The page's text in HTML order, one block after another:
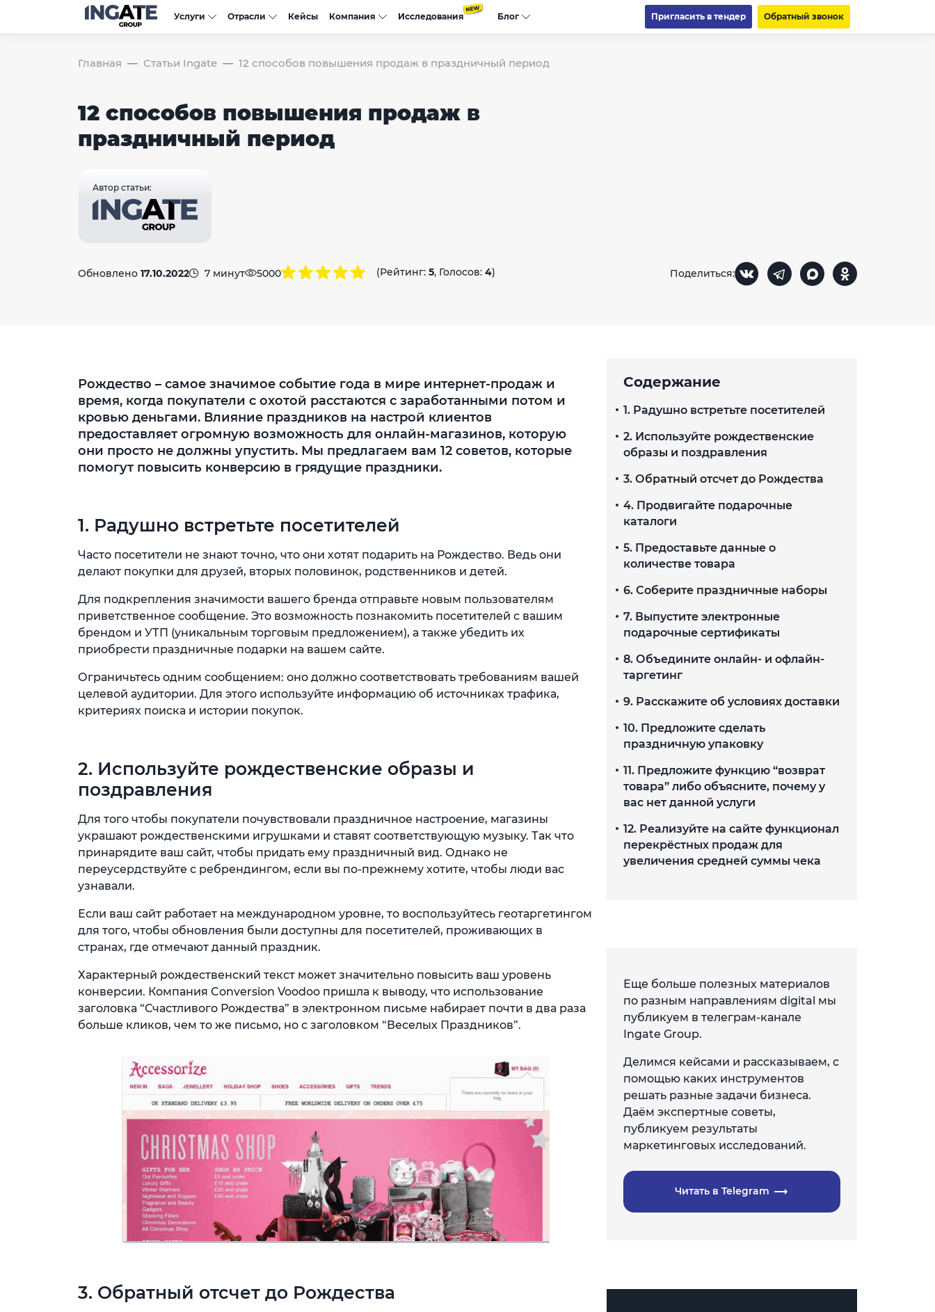
Услуги Отрасли Кейсы Компания Исследования Блог Пригласить в тендер Обратный звонок
Главная Статьи Ingate 12 способов повышения продаж в праздничный период
12 способов повышения продаж в
праздничный период
Автор статьи:
Обновлено 17.10.2022 7 минут 5000 (Рейтинг: 5, Голосов: 4) Поделиться:
Рождество – самое значимое событие года в мире интернет-продаж и
время, когда покупатели с охотой расстаются с заработанными потом и
кровью деньгами. Влияние праздников на настрой клиентов
предоставляет огромную возможность для онлайн-магазинов, которую
они просто не должны упустить. Мы предлагаем вам 12 советов, которые
помогут повысить конверсию в грядущие праздники.
1. Радушно встретьте посетителей
Часто посетители не знают точно, что они хотят подарить на Рождество. Ведь они
делают покупки для друзей, вторых половинок, родственников и детей.
Для подкрепления значимости вашего бренда отправьте новым пользователям
приветственное сообщение. Это возможность познакомить посетителей с вашим
брендом и УТП (уникальным торговым предложением), а также убедить их
приобрести праздничные подарки на вашем сайте.
Ограничьтесь одним сообщением: оно должно соответствовать требованиям вашей
целевой аудитории. Для этого используйте информацию об источниках трафика,
критериях поиска и истории покупок.
2. Используйте рождественские образы и
поздравления
Для того чтобы покупатели почувствовали праздничное настроение, магазины
украшают рождественскими игрушками и ставят соответствующую музыку. Так что
принарядите ваш сайт, чтобы придать ему праздничный вид. Однако не
переусердствуйте с ребрендингом, если вы по-прежнему хотите, чтобы люди вас
узнавали.
Если ваш сайт работает на международном уровне, то воспользуйтесь геотаргетингом
для того, чтобы обновления были доступны для посетителей, проживающих в
странах, где отмечают данный праздник.
Характерный рождественский текст может значительно повысить ваш уровень
конверсии. Компания Conversion Voodoo пришла к выводу, что использование
заголовка “Счастливого Рождества” в электронном письме набирает почти в два раза
больше кликов, чем то же письмо, но с заголовком “Веселых Праздников”.
3. Обратный отсчет до Рождества
Содержание
1. Радушно встретьте посетителей
2. Используйте рождественские
образы и поздравления
3. Обратный отсчет до Рождества
4. Продвигайте подарочные
каталоги
5. Предоставьте данные о
количестве товара
6. Соберите праздничные наборы
7. Выпустите электронные
подарочные сертификаты
8. Объедините онлайн- и офлайн-
таргетинг
9. Расскажите об условиях доставки
10. Предложите сделать
праздничную упаковку
11. Предложите функцию “возврат
товара” либо объясните, почему у
вас нет данной услуги
12. Реализуйте на сайте функционал
перекрёстных продаж для
увеличения средней суммы чека
Еще больше полезных материалов
по разным направлениям digital мы
публикуем в телеграм-канале
Ingate Group.
Делимся кейсами и рассказываем, с
помощью каких инструментов
решать разные задачи бизнеса.
Даём экспертные советы,
публикуем результаты
маркетинговых исследований.
Читать в Telegram